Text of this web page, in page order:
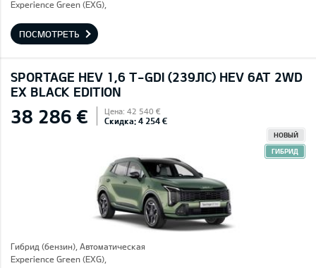
Experience Green (EXG),
ПОСМОТРЕТЬ
SPORTAGE HEV 1,6 T-GDI (239ЛС) HEV 6AT 2WD
EX BLACK EDITION
38 286 € Цена: 42 540 €
Скидка: 4 254 €
НОВЫЙ
ГИБРИД
Гибрид (бензин), Автоматическая
Experience Green (EXG),